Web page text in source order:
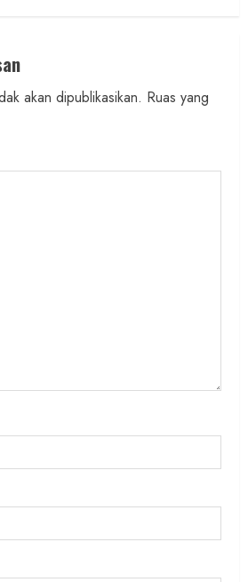
akan dipublikasikan. Ruas yang